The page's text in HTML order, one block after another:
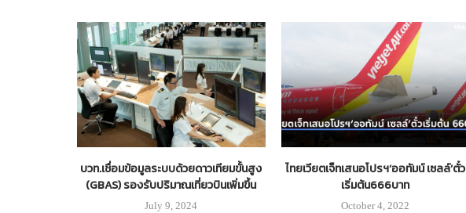
บวท.เชื่อมข้อมูลระบบด้วยดาวเทียมขั้นสูง
(GBAS) รองรับปริมาณเที่ยวบินเพิ่มขึ้น
July 9, 2024
ไทยเวียตเจ็ทเสนอโปรฯ‘ออทัมน์ เซลล์’ตั๋ว
เริ่มต้น666บาท
October 4, 2022